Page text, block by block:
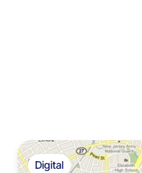
Digital